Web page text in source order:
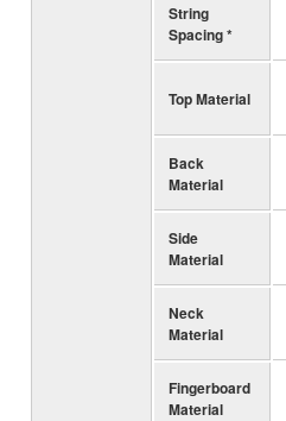
String
Spacing *
Top Material
Back
Material
Side
Material
Neck
Material
Fingerboard
Material